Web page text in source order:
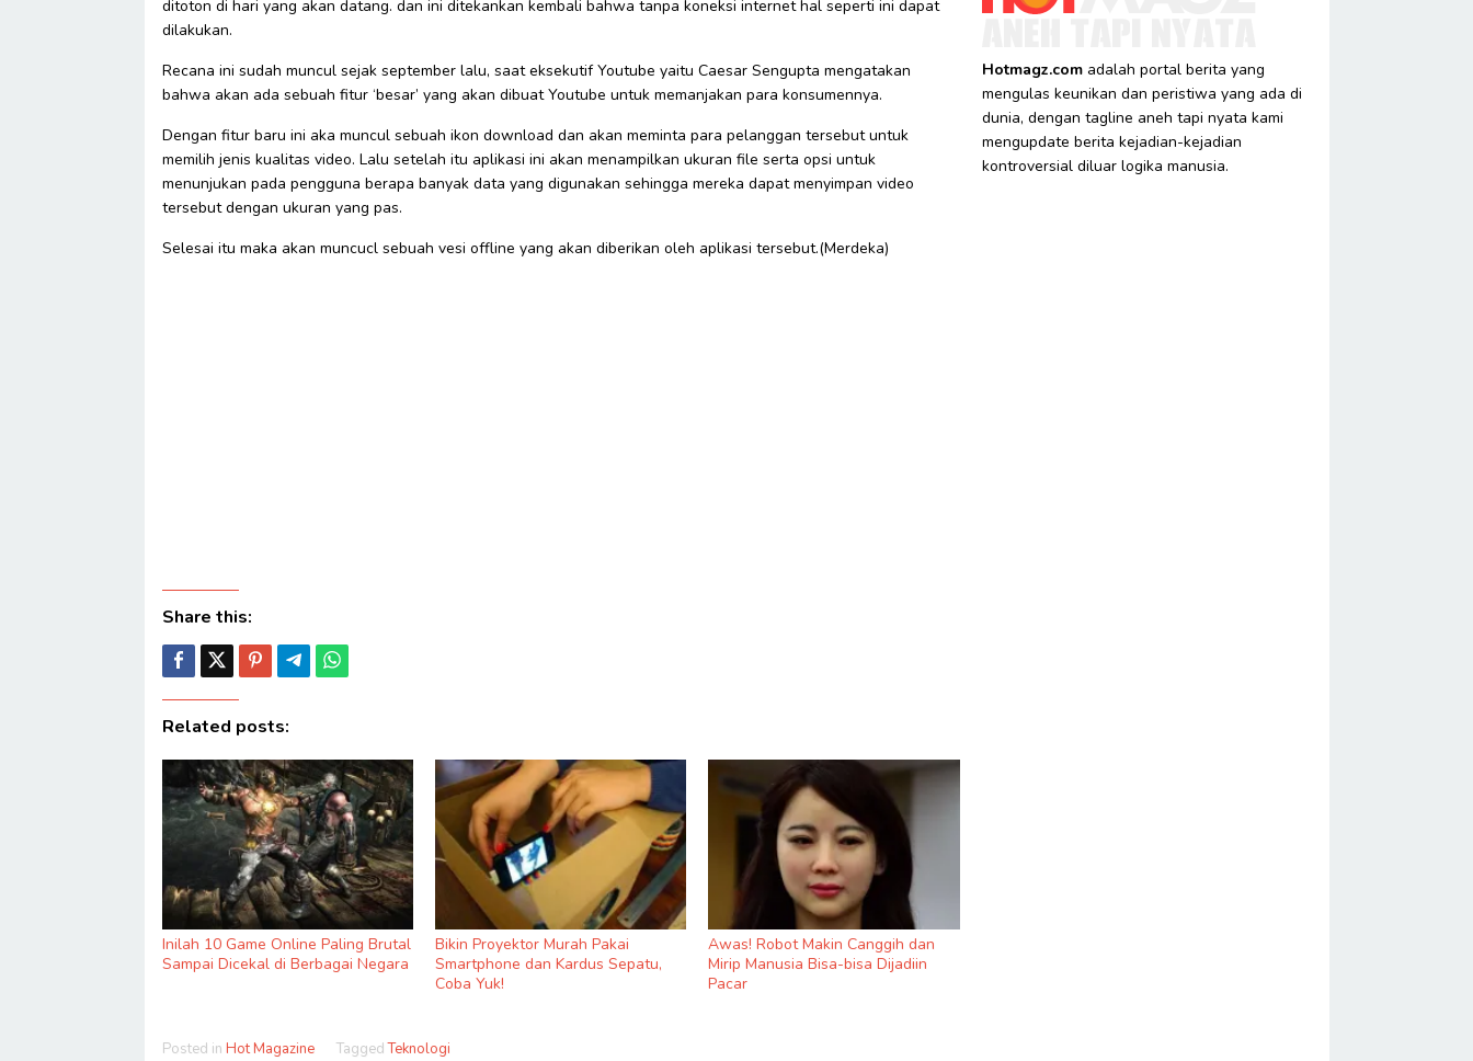
ditoton di hari yang akan datang. dan ini ditekankan kembali bahwa tanpa koneksi internet hal seperti ini dapat
dilakukan.
Recana ini sudah muncul sejak september lalu, saat eksekutif Youtube yaitu Caesar Sengupta mengatakan
bahwa akan ada sebuah fitur ‘besar’ yang akan dibuat Youtube untuk memanjakan para konsumennya.
Dengan fitur baru ini aka muncul sebuah ikon download dan akan meminta para pelanggan tersebut untuk
memilih jenis kualitas video. Lalu setelah itu aplikasi ini akan menampilkan ukuran file serta opsi untuk
menunjukan pada pengguna berapa banyak data yang digunakan sehingga mereka dapat menyimpan video
tersebut dengan ukuran yang pas.
Selesai itu maka akan muncucl sebuah vesi offline yang akan diberikan oleh aplikasi tersebut.(Merdeka)
Share this:
Related posts:
Inilah 10 Game Online Paling Brutal
Sampai Dicekal di Berbagai Negara
Bikin Proyektor Murah Pakai
Smartphone dan Kardus Sepatu,
Coba Yuk!
Awas! Robot Makin Canggih dan
Mirip Manusia Bisa-bisa Dijadiin
Pacar
Posted in Hot Magazine TaggedTeknologi
Hotmagz.comadalah portal berita yang
mengulas keunikan dan peristiwa yang ada di
dunia, dengan tagline aneh tapi nyata kami
mengupdate berita kejadian-kejadian
kontroversial diluar logika manusia.